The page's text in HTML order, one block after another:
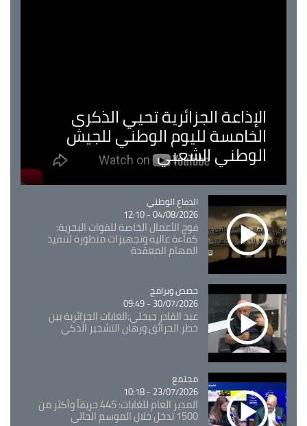
الإذاعة الجزائرية تحيي الذكرى
الخامسة لليوم الوطني للجيش
الوطني الشعبي
Catégorie
الدفاع الوطني
04/08/2026 - 12:10
فوج الأعمال الخاصة للقوات البحرية:
كفاءة عالية وتجهيزات متطورة لتنفيذ
المهام المعقدة
Catégorie
حصص وبرامج
30/07/2026 - 09:49
عبد القادر جيجلي:الغابات الجزائرية بين
خطر الحرائق ورهان التشجير الذكي
Catégorie
مجتمع
23/07/2026 - 10:18
المدير العام للغابات: 445 حريقاً وأكثر من
1500 تدخل خلال الموسم الحالي